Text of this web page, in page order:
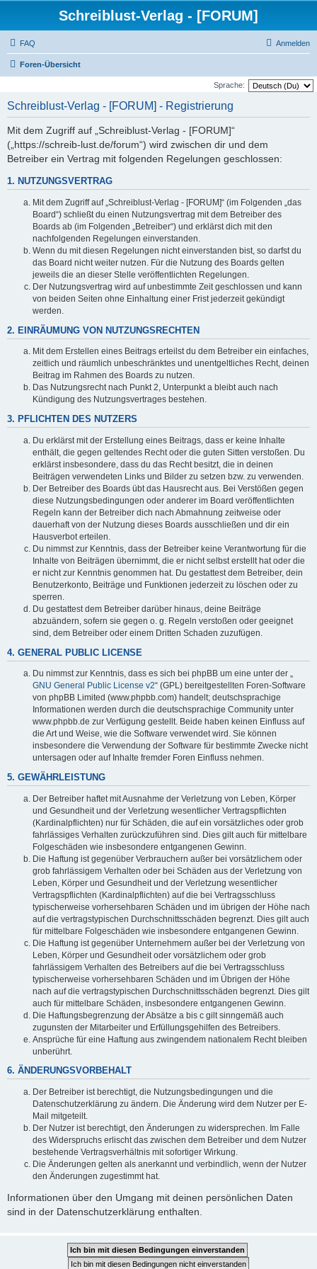
Schreiblust-Verlag - [FORUM]
FAQ Anmelden
Foren-Übersicht
Sprache:
Schreiblust-Verlag - [FORUM] - Registrierung
Mit dem Zugriff auf „Schreiblust-Verlag - [FORUM]“
(„https://schreib-lust.de/forum“) wird zwischen dir und dem
Betreiber ein Vertrag mit folgenden Regelungen geschlossen:
1. NUTZUNGSVERTRAG
Mit dem Zugriff auf „Schreiblust-Verlag - [FORUM]“ (im Folgenden „das
Board“) schließt du einen Nutzungsvertrag mit dem Betreiber des
Boards ab (im Folgenden „Betreiber“) und erklärst dich mit den
nachfolgenden Regelungen einverstanden.
Wenn du mit diesen Regelungen nicht einverstanden bist, so darfst du
das Board nicht weiter nutzen. Für die Nutzung des Boards gelten
jeweils die an dieser Stelle veröffentlichten Regelungen.
Der Nutzungsvertrag wird auf unbestimmte Zeit geschlossen und kann
von beiden Seiten ohne Einhaltung einer Frist jederzeit gekündigt
werden.
2. EINRÄUMUNG VON NUTZUNGSRECHTEN
Mit dem Erstellen eines Beitrags erteilst du dem Betreiber ein einfaches,
zeitlich und räumlich unbeschränktes und unentgeltliches Recht, deinen
Beitrag im Rahmen des Boards zu nutzen.
Das Nutzungsrecht nach Punkt 2, Unterpunkt a bleibt auch nach
Kündigung des Nutzungsvertrages bestehen.
3. PFLICHTEN DES NUTZERS
Du erklärst mit der Erstellung eines Beitrags, dass er keine Inhalte
enthält, die gegen geltendes Recht oder die guten Sitten verstoßen. Du
erklärst insbesondere, dass du das Recht besitzt, die in deinen
Beiträgen verwendeten Links und Bilder zu setzen bzw. zu verwenden.
Der Betreiber des Boards übt das Hausrecht aus. Bei Verstößen gegen
diese Nutzungsbedingungen oder anderer im Board veröffentlichten
Regeln kann der Betreiber dich nach Abmahnung zeitweise oder
dauerhaft von der Nutzung dieses Boards ausschließen und dir ein
Hausverbot erteilen.
Du nimmst zur Kenntnis, dass der Betreiber keine Verantwortung für die
Inhalte von Beiträgen übernimmt, die er nicht selbst erstellt hat oder die
er nicht zur Kenntnis genommen hat. Du gestattest dem Betreiber, dein
Benutzerkonto, Beiträge und Funktionen jederzeit zu löschen oder zu
sperren.
Du gestattest dem Betreiber darüber hinaus, deine Beiträge
abzuändern, sofern sie gegen o. g. Regeln verstoßen oder geeignet
sind, dem Betreiber oder einem Dritten Schaden zuzufügen.
4. GENERAL PUBLIC LICENSE
Du nimmst zur Kenntnis, dass es sich bei phpBB um eine unter der „
GNU General Public License v2“ (GPL) bereitgestellten Foren-Software
von phpBB Limited (www.phpbb.com) handelt; deutschsprachige
Informationen werden durch die deutschsprachige Community unter
www.phpbb.de zur Verfügung gestellt. Beide haben keinen Einfluss auf
die Art und Weise, wie die Software verwendet wird. Sie können
insbesondere die Verwendung der Software für bestimmte Zwecke nicht
untersagen oder auf Inhalte fremder Foren Einfluss nehmen.
5. GEWÄHRLEISTUNG
Der Betreiber haftet mit Ausnahme der Verletzung von Leben, Körper
und Gesundheit und der Verletzung wesentlicher Vertragspflichten
(Kardinalpflichten) nur für Schäden, die auf ein vorsätzliches oder grob
fahrlässiges Verhalten zurückzuführen sind. Dies gilt auch für mittelbare
Folgeschäden wie insbesondere entgangenen Gewinn.
Die Haftung ist gegenüber Verbrauchern außer bei vorsätzlichem oder
grob fahrlässigem Verhalten oder bei Schäden aus der Verletzung von
Leben, Körper und Gesundheit und der Verletzung wesentlicher
Vertragspflichten (Kardinalpflichten) auf die bei Vertragsschluss
typischerweise vorhersehbaren Schäden und im übrigen der Höhe nach
auf die vertragstypischen Durchschnittsschäden begrenzt. Dies gilt auch
für mittelbare Folgeschäden wie insbesondere entgangenen Gewinn.
Die Haftung ist gegenüber Unternehmern außer bei der Verletzung von
Leben, Körper und Gesundheit oder vorsätzlichem oder grob
fahrlässigem Verhalten des Betreibers auf die bei Vertragsschluss
typischerweise vorhersehbaren Schäden und im Übrigen der Höhe
nach auf die vertragstypischen Durchschnittsschäden begrenzt. Dies gilt
auch für mittelbare Schäden, insbesondere entgangenen Gewinn.
Die Haftungsbegrenzung der Absätze a bis c gilt sinngemäß auch
zugunsten der Mitarbeiter und Erfüllungsgehilfen des Betreibers.
Ansprüche für eine Haftung aus zwingendem nationalem Recht bleiben
unberührt.
6. ÄNDERUNGSVORBEHALT
Der Betreiber ist berechtigt, die Nutzungsbedingungen und die
Datenschutzerklärung zu ändern. Die Änderung wird dem Nutzer per E-
Mail mitgeteilt.
Der Nutzer ist berechtigt, den Änderungen zu widersprechen. Im Falle
des Widerspruchs erlischt das zwischen dem Betreiber und dem Nutzer
bestehende Vertragsverhältnis mit sofortiger Wirkung.
Die Änderungen gelten als anerkannt und verbindlich, wenn der Nutzer
den Änderungen zugestimmt hat.
Informationen über den Umgang mit deinen persönlichen Daten
sind in der Datenschutzerklärung enthalten.